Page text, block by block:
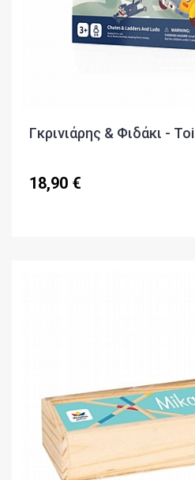
Γκρινιάρης & Φιδάκι - Toi
18,90 €